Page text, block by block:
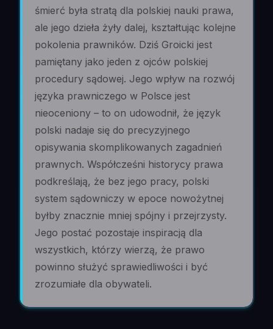
śmierć była stratą dla polskiej nauki prawa,
ale jego dzieła żyły dalej, kształtując kolejne
pokolenia prawników. Dziś Groicki jest
pamiętany jako jeden z ojców polskiej
procedury sądowej. Jego wpływ na rozwój
języka prawniczego w Polsce jest
nieoceniony – to on udowodnił, że język
polski nadaje się do precyzyjnego
opisywania skomplikowanych zagadnień
prawnych. Współcześni historycy prawa
podkreślają, że bez jego pracy, polski
system sądowniczy w epoce nowożytnej
byłby znacznie mniej spójny i przejrzysty.
Jego postać pozostaje inspiracją dla
wszystkich, którzy wierzą, że prawo
powinno służyć sprawiedliwości i być
zrozumiałe dla obywateli.